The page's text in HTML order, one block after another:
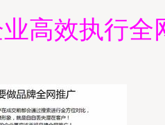
高效执行全